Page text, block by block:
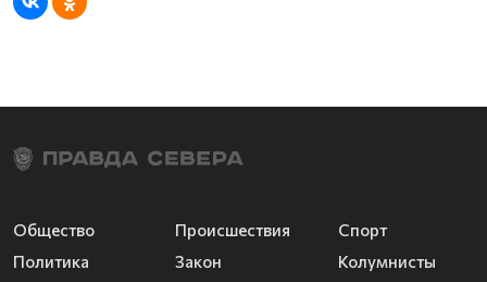
Общество
Политика
Происшествия
Закон
Спорт
Колумнисты